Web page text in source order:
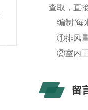
查取，直
编制“每
①排风量
②室内工
留